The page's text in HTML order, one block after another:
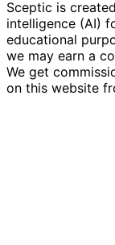
Sceptic is
intelligence (AI)
educational
we may earn a
We get
on this website